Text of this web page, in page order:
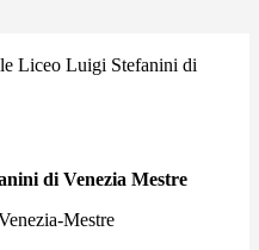
Liceo Luigi Stefanini di
di Venezia Mestre
Mestre